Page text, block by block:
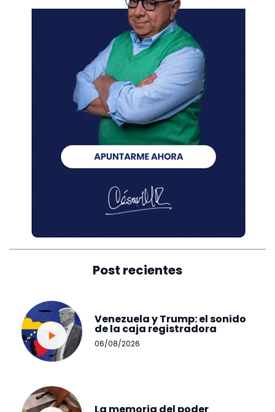
Post recientes
Venezuela y Trump: el sonido
de la caja registradora
06/08/2026